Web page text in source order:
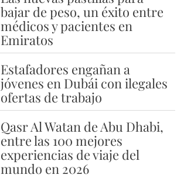
bajar de peso, un éxito entre
médicos y pacientes en
Emiratos
Estafadores engañan a
jóvenes en Dubái con ilegales
ofertas de trabajo
Qasr Al Watan de Abu Dhabi,
entre las 100 mejores
experiencias de viaje del
mundo en 2026